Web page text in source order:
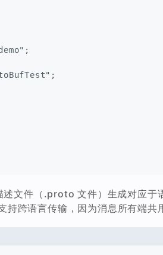
文件（.proto 文件）生成对应于
跨语言传输，因为消息所有端共